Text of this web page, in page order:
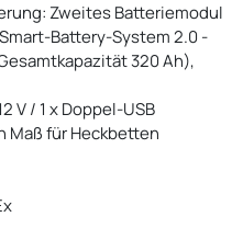
Zweites Batteriemodul
Battery-System 2.0 -
320 Ah),
V / 1 x Doppel-USB
Maß für Heckbetten